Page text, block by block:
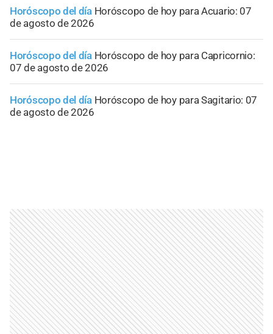
Horóscopo del día Horóscopo de hoy para Acuario: 07
de agosto de 2026
Horóscopo del día Horóscopo de hoy para Capricornio:
07 de agosto de 2026
Horóscopo del día Horóscopo de hoy para Sagitario: 07
de agosto de 2026